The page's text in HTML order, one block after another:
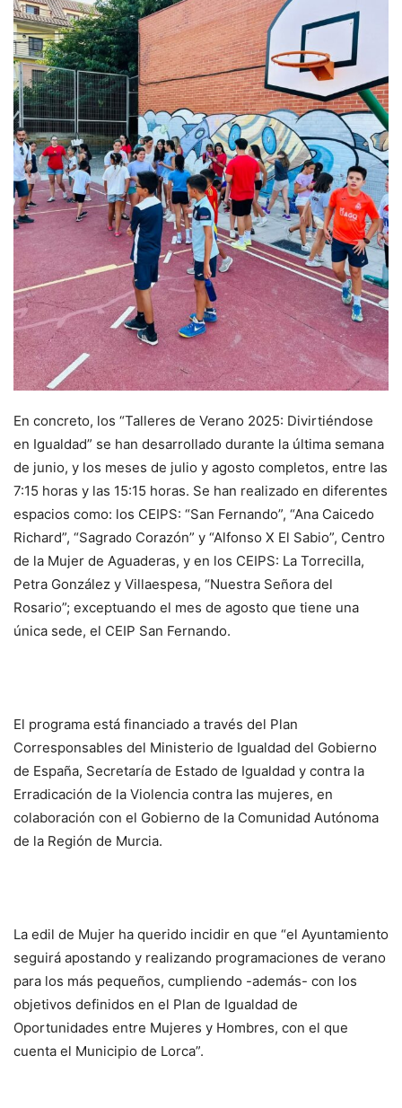
En concreto, los “Talleres de Verano 2025: Divirtiéndose
en Igualdad” se han desarrollado durante la última semana
de junio, y los meses de julio y agosto completos, entre las
7:15 horas y las 15:15 horas. Se han realizado en diferentes
espacios como: los CEIPS: “San Fernando”, “Ana Caicedo
Richard”, “Sagrado Corazón” y “Alfonso X El Sabio”, Centro
de la Mujer de Aguaderas, y en los CEIPS: La Torrecilla,
Petra González y Villaespesa, “Nuestra Señora del
Rosario”; exceptuando el mes de agosto que tiene una
única sede, el CEIP San Fernando.
El programa está financiado a través del Plan
Corresponsables del Ministerio de Igualdad del Gobierno
de España, Secretaría de Estado de Igualdad y contra la
Erradicación de la Violencia contra las mujeres, en
colaboración con el Gobierno de la Comunidad Autónoma
de la Región de Murcia.
La edil de Mujer ha querido incidir en que “el Ayuntamiento
seguirá apostando y realizando programaciones de verano
para los más pequeños, cumpliendo -además- con los
objetivos definidos en el Plan de Igualdad de
Oportunidades entre Mujeres y Hombres, con el que
cuenta el Municipio de Lorca”.